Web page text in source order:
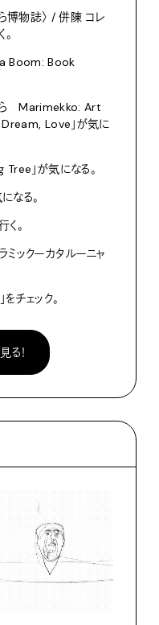
博物誌〉 / 併陳 コレ
Boom: Book
ら Marimekko: Art
Love」が気に
」が気になる。
なる。
。
ミックーカタルーニャ
チェック。
る！